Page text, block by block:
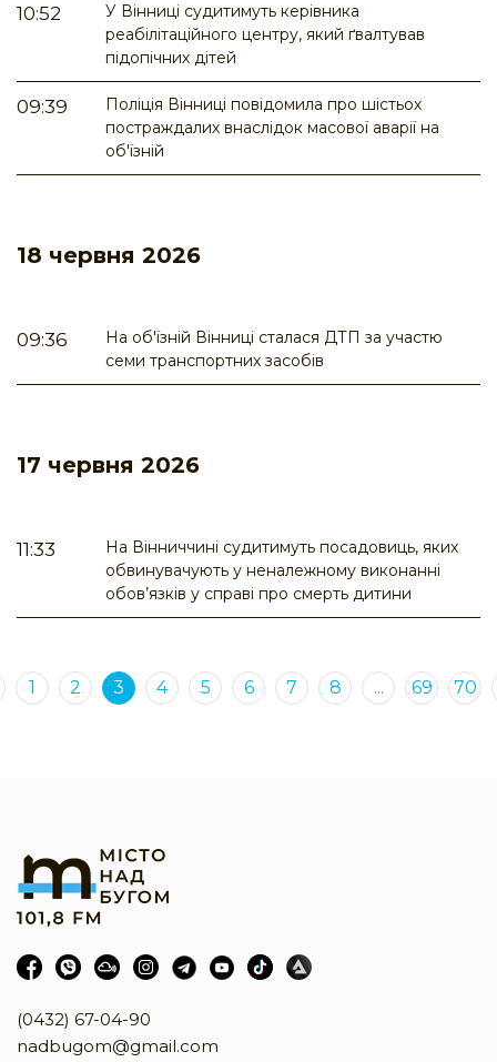
10:52
У Вінниці судитимуть керівника
реабілітаційного центру, який ґвалтував
підопічних дітей
09:39
Поліція Вінниці повідомила про шістьох
постраждалих внаслідок масової аварії на
об'їзній
18 червня 2026
09:36
На об'їзній Вінниці сталася ДТП за участю
семи транспортних засобів
17 червня 2026
11:33
На Вінниччині судитимуть посадовиць, яких
обвинувачують у неналежному виконанні
обов’язків у справі про смерть дитини
1 2 3 4 5 6 7 8 ... 69 70
(0432) 67-04-90
nadbugom@gmail.com